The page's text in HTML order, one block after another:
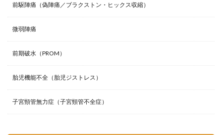
前駆陣痛（偽陣痛／ブラクストン・ヒックス収縮）
微弱陣痛
前期破水（PROM）
胎児機能不全（胎児ジストレス）
子宮頸管無力症（子宮頸管不全症）